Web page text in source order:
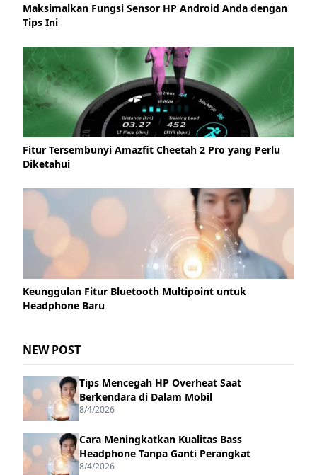
Maksimalkan Fungsi Sensor HP Android Anda dengan
Tips Ini
Fitur Tersembunyi Amazfit Cheetah 2 Pro yang Perlu
Diketahui
Keunggulan Fitur Bluetooth Multipoint untuk
Headphone Baru
NEW POST
Tips Mencegah HP Overheat Saat
Berkendara di Dalam Mobil
8/4/2026
Cara Meningkatkan Kualitas Bass
Headphone Tanpa Ganti Perangkat
8/4/2026